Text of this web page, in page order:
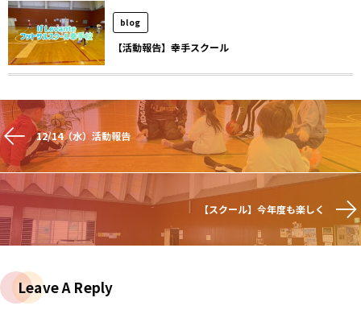
blog
【活動報告】幸手スクール
12/14（水）活動報告
【スクール】今年度も楽しく
Leave A Reply